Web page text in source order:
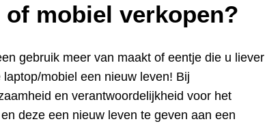
mobiel verkopen?
gebruik meer van maakt of eentje die u liever
mobiel een nieuw leven! Bij
en verantwoordelijkheid voor het
deze een nieuw leven te geven aan een